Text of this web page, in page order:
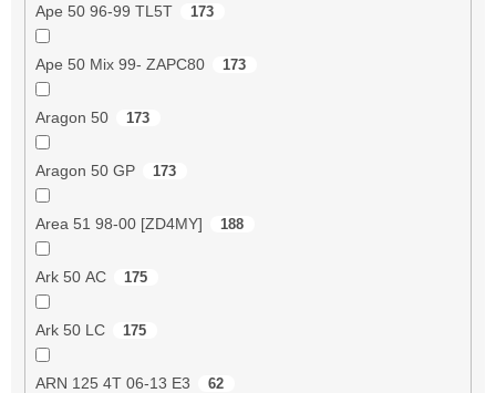
Ape 50 96-99 TL5T 173
Ape 50 Mix 99- ZAPC80 173
Aragon 50 173
Aragon 50 GP 173
Area 51 98-00 [ZD4MY] 188
Ark 50 AC 175
Ark 50 LC 175
ARN 125 4T 06-13 E3 62